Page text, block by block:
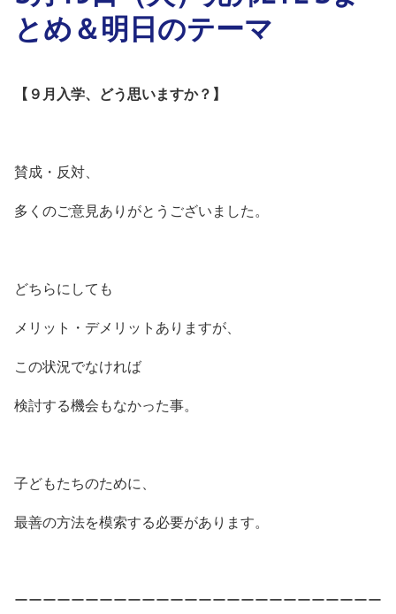
とめ＆明日のテーマ
【９月入学、どう思いますか？】
賛成・反対、
多くのご意見ありがとうございました。
どちらにしても
メリット・デメリットありますが、
この状況でなければ
検討する機会もなかった事。
子どもたちのために、
最善の方法を模索する必要があります。
ーーーーーーーーーーーーーーーーーーーーーーーーーー